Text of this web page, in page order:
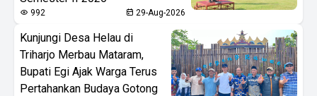
992 29-Aug-2026
Kunjungi Desa Helau di
Triharjo Merbau Mataram,
Bupati Egi Ajak Warga Terus
Pertahankan Budaya Gotong